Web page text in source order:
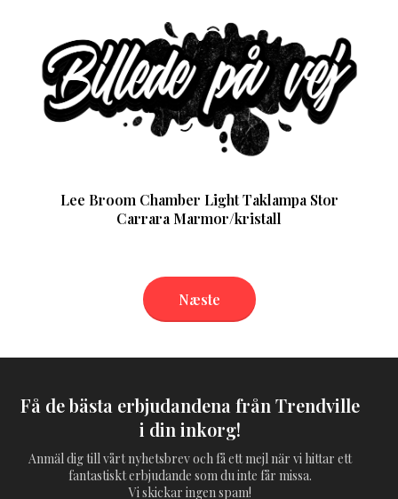
Lee Broom Chamber Light Taklampa Stor
Carrara Marmor/kristall
Næste
Få de bästa erbjudandena från Trendville
i din inkorg!
Anmäl dig till vårt nyhetsbrev och få ett mejl när vi hittar ett
fantastiskt erbjudande som du inte får missa.
Vi skickar ingen spam!